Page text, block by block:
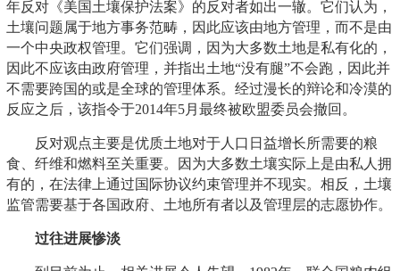
年反对《美国土壤保护法案》的反对者如出一辙。它们认为，
土壤问题属于地方事务范畴，因此应该由地方管理，而不是由
一个中央政权管理。它们强调，因为大多数土地是私有化的，
因此不应该由政府管理，并指出土地“没有腿”不会跑，因此并
不需要跨国的或是全球的管理体系。经过漫长的辩论和冷漠的
反应之后，该指令于2014年5月最终被欧盟委员会撤回。
反对观点主要是优质土地对于人口日益增长所需要的粮
食、纤维和燃料至关重要。因为大多数土壤实际上是由私人拥
有的，在法律上通过国际协议约束管理并不现实。相反，土壤
监管需要基于各国政府、土地所有者以及管理层的志愿协作。
过往进展惨淡